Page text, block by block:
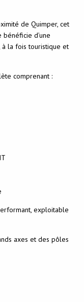
de Quimper, cet
d’une
la fois touristique et
comprenant :
exploitable
axes et des pôles